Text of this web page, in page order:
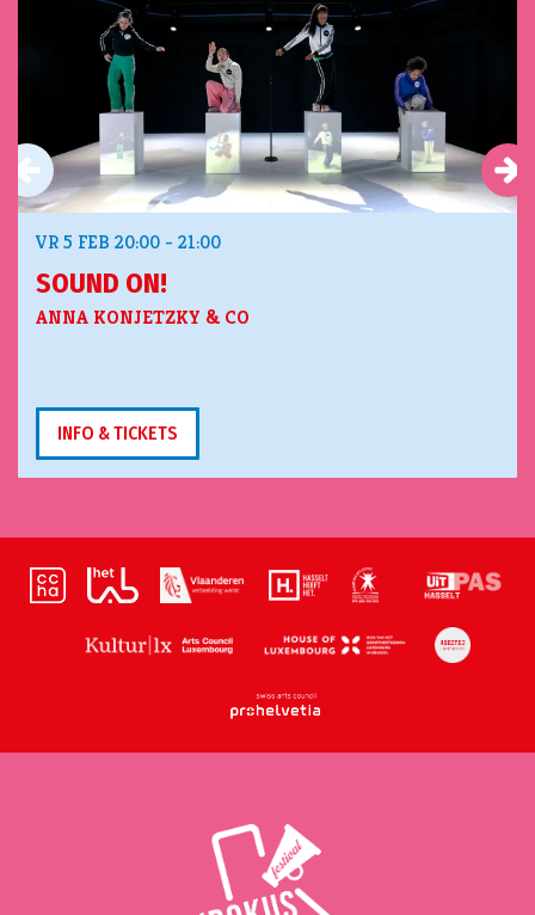
SOUND ON!
ANNA KONJETZKY & CO
VR 5 FEB 20:00 - 21:00
INFO & TICKETS